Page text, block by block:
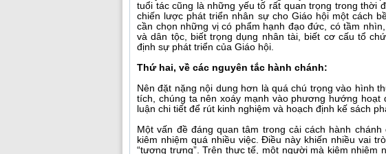
tuổi tác cũng là những yếu tố rất quan trọng trong thời
chiến lược phát triển nhân sự cho Giáo hội một cách
cần chọn những vị có phẩm hạnh đạo đức, có tầm
và dân tộc, biết trọng dụng nhân tài, biết cơ cấu tổ
định sự phát triển của Giáo hội.
Thứ hai, về các nguyên tắc hành chánh:
Nên đặt nặng nội dung hơn là quá chú trọng vào hình
tích, chúng ta nên xoáy mạnh vào phương hướng hoạt
luận chi tiết để rút kinh nghiệm và hoạch định kế sách
Một vấn đề đáng quan tâm trong cải cách hành
kiêm nhiệm quá nhiều việc. Điều này khiến nhiều vai
“tượng trưng”. Trên thực tế, một người mà kiêm nhiệm